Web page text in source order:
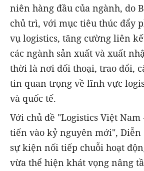
niên hàng đầu của ngành, do
chủ trì, với mục tiêu thúc đẩy
vụ logistics, tăng cường liên
các ngành sản xuất và xuất
thời là nơi đối thoại, trao đổi,
tin quan trọng về lĩnh vực
và quốc tế.
Với chủ đề "Logistics Việt
tiến vào kỷ nguyên mới", Diễn
sự kiện nối tiếp chuỗi hoạt
vừa thể hiện khát vọng nâng